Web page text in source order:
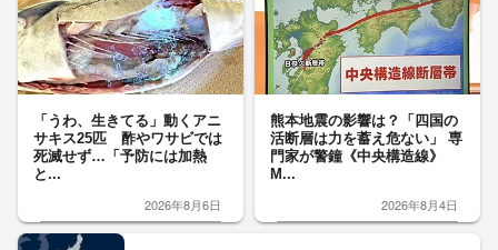
「うわ、生きてる」動くアニ
サキス25匹 酢やワサビでは
死滅せず…「予防には加熱
と...
2026年8月6日
熊本地震の影響は？「四国の
活断層は力を蓄え危ない」 専
門家が警鐘《中央構造線》
M...
2026年8月4日